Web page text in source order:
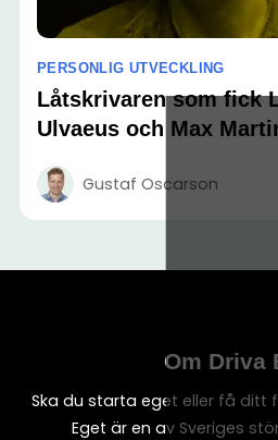
PERSONLIG UTVECKLING
Låtskrivaren som fick
Ulvaeus och Max
Gustaf Oscarson
Om Driva
Ska du starta eget eller få ditt
Eget är en av Sveriges